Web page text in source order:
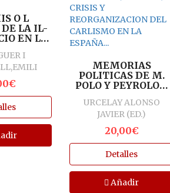
O L
DE LA IL-
EN LA
I
MEMORIAS
POLITICAS DE M.
POLO Y PEYROLON
REORGANIZACION
DEL CARLISMO EN
LA ESPAÑA...
URCELAY ALONSO
JAVIER (ED.)
20,00€
Detalles
Añadir